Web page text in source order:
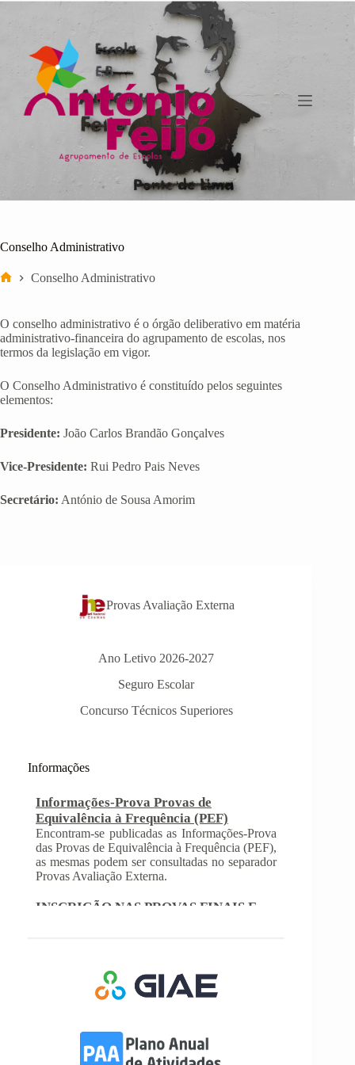
Pular
para
conteúdo
Conselho Administrativo
Conselho Administrativo
O conselho administrativo é o órgão deliberativo em matéria
administrativo-financeira do agrupamento de escolas, nos
termos da legislação em vigor.
O Conselho Administrativo é constituído pelos seguintes
elementos:
Presidente: João Carlos Brandão Gonçalves
Vice-Presidente: Rui Pedro Pais Neves
Secretário: António de Sousa Amorim
Provas Avaliação Externa
Ano Letivo 2026-2027
Seguro Escolar
Concurso Técnicos Superiores
Informações
Informações-Prova Provas de
Equivalência à Frequência (PEF)
Encontram-se publicadas as Informações-Prova
das Provas de Equivalência à Frequência (PEF),
as mesmas podem ser consultadas no separador
Provas Avaliação Externa.
INSCRIÇÃO NAS PROVAS FINAIS E
Nacional de Exames, ficaram definidos os
prazos para inscrição nas provas finais e nas
provas de equivalência à frequência, para
Afixação das Pautas de Avaliação dos 2º
e 3º Ciclos do Ensino Básico